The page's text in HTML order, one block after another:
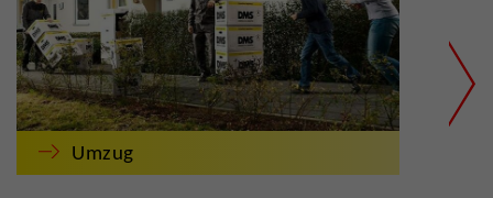
Umzug